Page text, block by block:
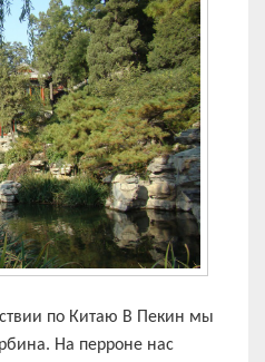
по Китаю В Пекин мы
На перроне нас